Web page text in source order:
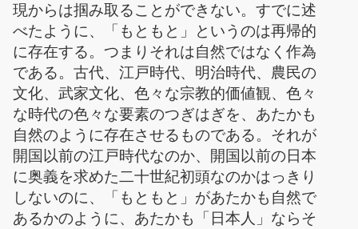
現からは掴み取ることができない。すでに述
べたように、「もともと」というのは再帰的
に存在する。つまりそれは自然ではなく作為
である。古代、江戸時代、明治時代、農民の
文化、武家文化、色々な宗教的価値観、色々
な時代の色々な要素のつぎはぎを、あたかも
自然のように存在させるものである。それが
開国以前の江戸時代なのか、開国以前の日本
に奥義を求めた二十世紀初頭なのかはっきり
しないのに、「もともと」があたかも自然で
あるかのように、あたかも「日本人」ならそ